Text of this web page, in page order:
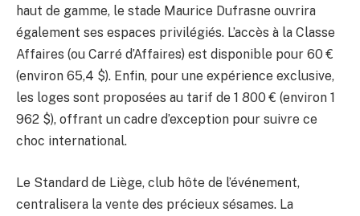
haut de gamme, le stade Maurice Dufrasne ouvrira
également ses espaces privilégiés. L’accès à la Classe
Affaires (ou Carré d’Affaires) est disponible pour 60 €
(environ 65,4 $). Enfin, pour une expérience exclusive,
les loges sont proposées au tarif de 1 800 € (environ 1
962 $), offrant un cadre d’exception pour suivre ce
choc international.
Le Standard de Liège, club hôte de l’événement,
centralisera la vente des précieux sésames. La